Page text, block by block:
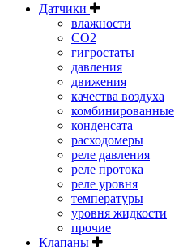
Датчики
влажности
CO2
гигростаты
давления
движения
качества воздуха
комбинированные
конденсата
расходомеры
реле давления
реле протока
реле уровня
температуры
уровня жидкости
прочие
Клапаны